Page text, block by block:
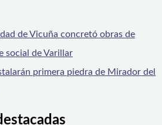
de Vicuña concretó obras de
social de Varillar
primera piedra de Mirador del